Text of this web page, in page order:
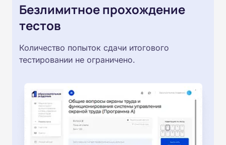
Безлимитное прохождение
тестов
Количество попыток сдачи итогового
тестировании не ограничено.